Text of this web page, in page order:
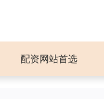
配资网站首选